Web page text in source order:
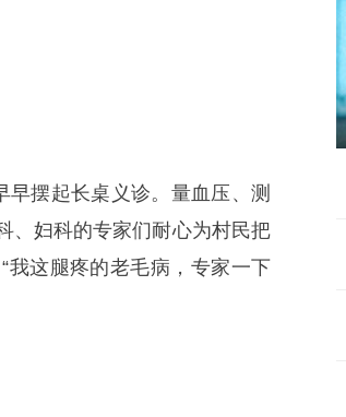
摆起长桌义诊。量血压、测
、妇科的专家们耐心为村民把
我这腿疼的老毛病，专家一下